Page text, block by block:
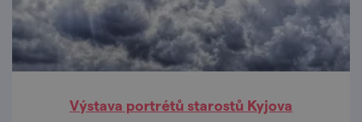
Výstava portrétů starostů Kyjova